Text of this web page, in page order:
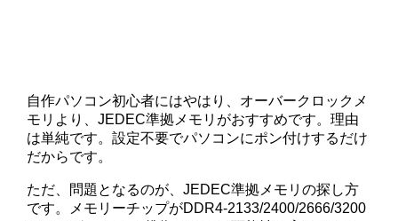
自作パソコン初心者にはやはり、オーバークロックメ
モリより、JEDEC準拠メモリがおすすめです。理由
は単純です。設定不要でパソコンにポン付けするだけ
だからです。
ただ、問題となるのが、JEDEC準拠メモリの探し方
です。メモリーチップがDDR4-2133/2400/2666/3200